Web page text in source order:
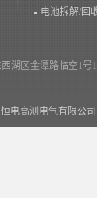
电池拆解/回
电高测电气有限公司
湖区金潭路临空1号